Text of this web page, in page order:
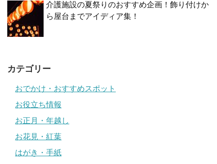
介護施設の夏祭りのおすすめ企画！飾り付けか
ら屋台までアイディア集！
カテゴリー
おでかけ・おすすめスポット
お役立ち情報
お正月・年越し
お花見・紅葉
はがき・手紙